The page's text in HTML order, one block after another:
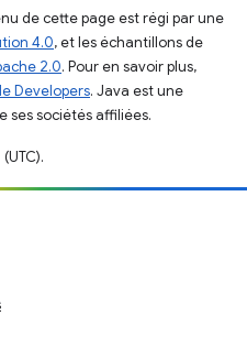
de cette page est régi par une
4.0, et les échantillons de
2.0. Pour en savoir plus,
Developers. Java est une
ses sociétés affiliées.